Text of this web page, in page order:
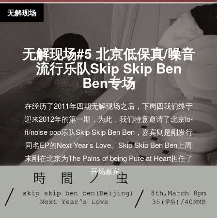
无解现场#5 北京低保真/噪音
流行乐队Skip Skip Ben
Ben专场
在经历了2011年四期无解现场之后，下周四我们终于
迎来2012年的第一期，为此，我们特意邀请了北京lo-
fi/noise pop乐队Skip Skip Ben Ben，嘉宾则是刚发行
同名EP的Next Year’s Love。Skip Skip Ben Ben上周
末刚在北京为The Pains of being Pure at Heart担任了
开场嘉宾。
无解现场